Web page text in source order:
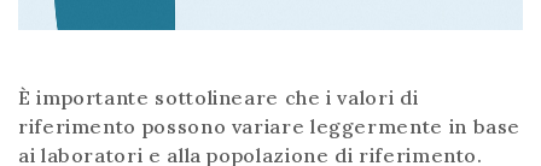
È importante sottolineare che i valori di
riferimento possono variare leggermente in base
ai laboratori e alla popolazione di riferimento.